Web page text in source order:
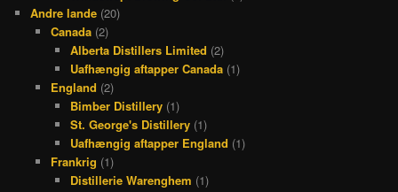
Andre lande (20)
Canada(2)
Alberta Distillers Limited (2)
Uafhængig aftapper Canada (1)
England (2)
Bimber Distillery (1)
St. George's Distillery (1)
Uafhængig aftapper England (1)
Frankrig (1)
Distillerie Warenghem (1)